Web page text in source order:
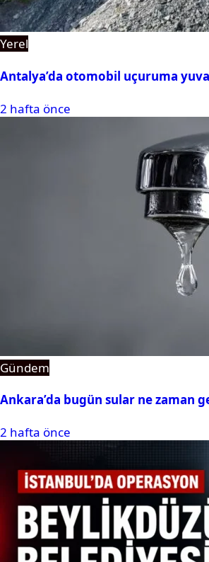
Yerel
Antalya’da otomobil uçuruma
2 hafta önce
Gündem
Ankara’da bugün sular ne zaman
2 hafta önce